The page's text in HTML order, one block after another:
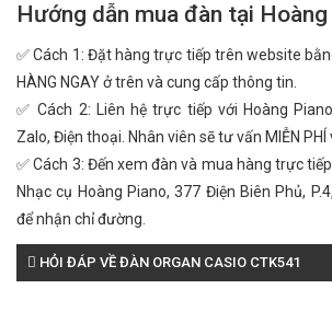
Hướng dẫn mua đàn tại
✅ Cách 1: Đặt hàng trực tiếp trên website
HÀNG NGAY ở trên và cung cấp thông tin.
✅ Cách 2: Liên hệ trực tiếp với Hoàng
Zalo, Điện thoại. Nhân viên sẽ tư vấn MIỄN PHÍ
✅ Cách 3: Đến xem đàn và mua hàng trực
Nhạc cụ Hoàng Piano, 377 Điện Biên Phủ, P.4,
để nhận chỉ đường.
HỎI ĐÁP VỀ ĐÀN ORGAN CASIO CTK541